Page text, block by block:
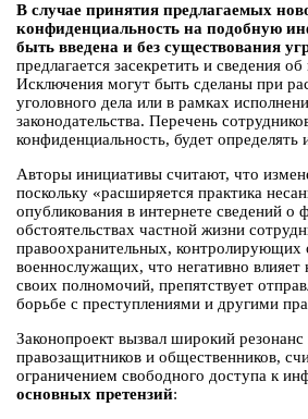
В случае принятия предлагаемых
конфиденциальность на подобную
быть введена и без существования
предлагается засекретить и сведения
Исключения могут быть сделаны при
уголовного дела или в рамках
законодательства. Перечень
конфиденциальность, будет определять
Авторы инициативы считают, что
поскольку «расширяется практика
опубликования в интернете сведений о
обстоятельствах частной жизни
правоохранительных, контролирующих
военнослужащих, что негативно
своих полномочий, препятствует
борьбе с преступлениями и другими
Законопроект вызвал широкий резонанс
правозащитников и общественников,
ограничением свободного доступа к
основных претензий: